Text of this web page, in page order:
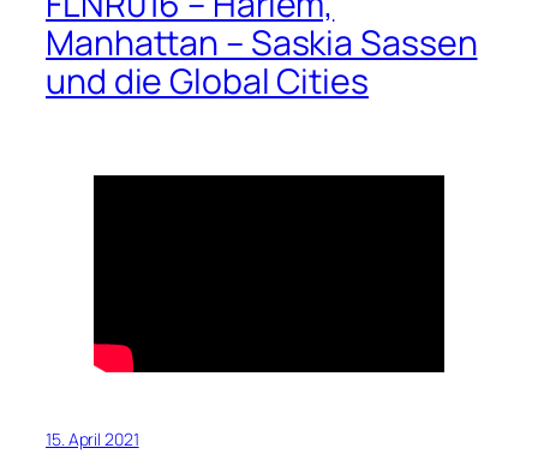
Manhattan – Saskia Sassen
und die Global Cities
15. April 2021